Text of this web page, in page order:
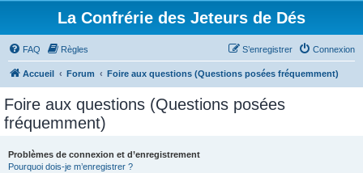
La Confrérie des Jeteurs de Dés
FAQ Règles Connexion
S’enregistrer
Accueil Forum Foire aux questions (Questions posées fréquemment)
Foire aux questions (Questions posées
fréquemment)
Problèmes de connexion et d’enregistrement
Pourquoi dois-je m’enregistrer ?